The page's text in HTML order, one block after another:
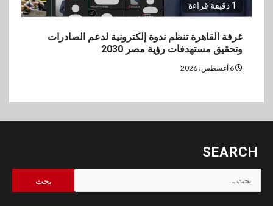
1 دقيقة قراءة
غرفة القاهرة تنظم ندوة إلكترونية لدعم الصادرات
وتحقيق مستهدفات رؤية مصر 2030
SEARCH
البحث
عن: